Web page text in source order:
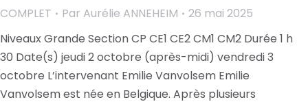
COMPLET Par Aurélie ANNEHEIM
26 mai 2025
Niveaux Grande Section CP CE1 CE2 CM1 CM2 Durée 1 h
30 Date(s) jeudi 2 octobre (après-midi) vendredi 3
octobre L’intervenant Emilie Vanvolsem Emilie
Vanvolsem est née en Belgique. Après plusieurs